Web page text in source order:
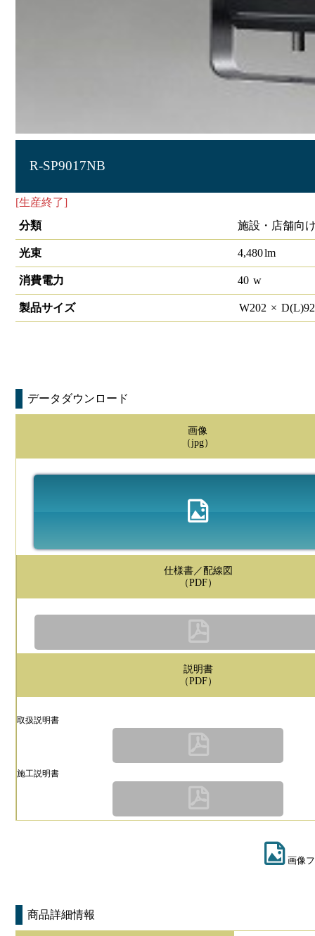
R-SP9017NB
[生産終了]
分類
施設・店舗向
光束 4,480lm
消費電力 40 w
製品サイズ W202 × D(L)
データダウンロード
画像
（jpg）
仕様書／配線図
（PDF）
説明書
（PDF）
取扱説明書
施工説明書
画像
商品詳細情報